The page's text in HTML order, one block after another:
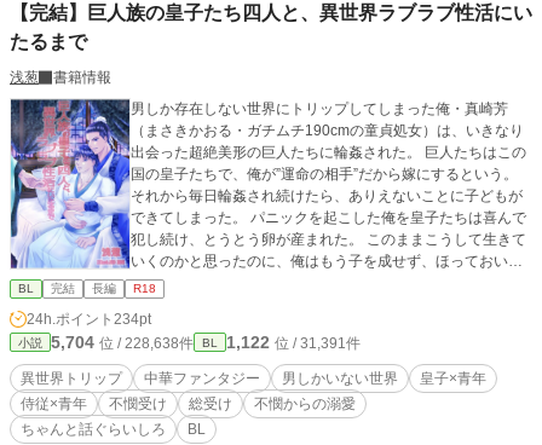
るタイミングを逃してしまい……。
【完結】巨人族の皇子たち四人と、異世界ラブラブ性活にい
たるまで
浅葱
書籍情報
男しか存在しない世界にトリップしてしまった俺・真崎芳
（まさきかおる・ガチムチ190cmの童貞処女）は、いきなり
出会った超絶美形の巨人たちに輪姦された。 巨人たちはこの
国の皇子たちで、俺が”運命の相手”だから嫁にするという。
それから毎日輪姦され続けたら、ありえないことに子どもが
できてしまった。 パニックを起こした俺を皇子たちは喜んで
犯し続け、とうとう卵が産まれた。 このままこうして生きて
いくのかと思ったのに、俺はもう子を成せず、ほっておいた
ら死んでしまうと聞いた。 死ぬ前にここを出たいと這うよう
にして部屋を出たら……。 ゲイだけど童貞処女だった俺が異
世界で夫三人+一人と幸せになるまでのお話。 会話が足りな
さすぎて盛大な誤解から始まる異世界生活。 受けが最初の頃
不憫ですが、すぐにラブ甘になります。 巨人族の皇子三人＋
侍従×マッチョ30歳（異世界トリップした時は29歳） ラブラ
ブハッピーエンドです。 中華ファンタジー／ゲイ（ネコ）／
アナニー／産卵／輪姦／溺愛／乳首責め／アナル責め／結腸
BL 完結 長編 R18
24h.ポイント 234pt
小説 5,704 位 / 228,638件 BL 1,122 位 / 31,391件
異世界トリップ 中華ファンタジー 男しかいない世界
皇子×青年
侍従×青年
不憫受け 総受け
不憫からの溺愛
ちゃんと話ぐらいしろ
BL